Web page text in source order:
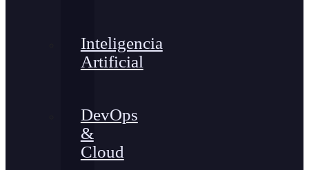
Inteligencia
Artificial
DevOps
&
Cloud